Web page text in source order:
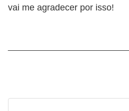
vai me agradecer por isso!